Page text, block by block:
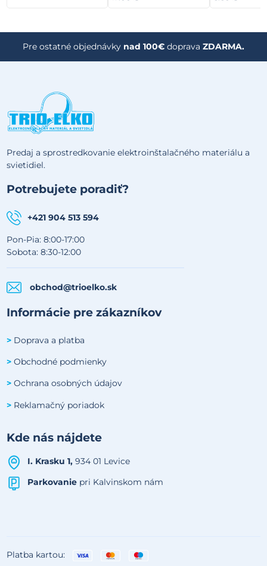
Pre ostatné objednávky nad 100€ doprava ZDARMA.
Predaj a sprostredkovanie elektroinštalačného materiálu a
svietidiel.
Potrebujete poradiť?
+421 904 513 594
Pon-Pia: 8:00-17:00
Sobota: 8:30-12:00
obchod@trioelko.sk
Informácie pre zákazníkov
> Doprava a platba
> Obchodné podmienky
> Ochrana osobných údajov
> Reklamačný poriadok
Kde nás nájdete
I. Krasku 1,934 01 Levice
Parkovanie pri Kalvinskom nám
Platba kartou: